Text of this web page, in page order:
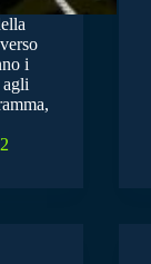
i
agli